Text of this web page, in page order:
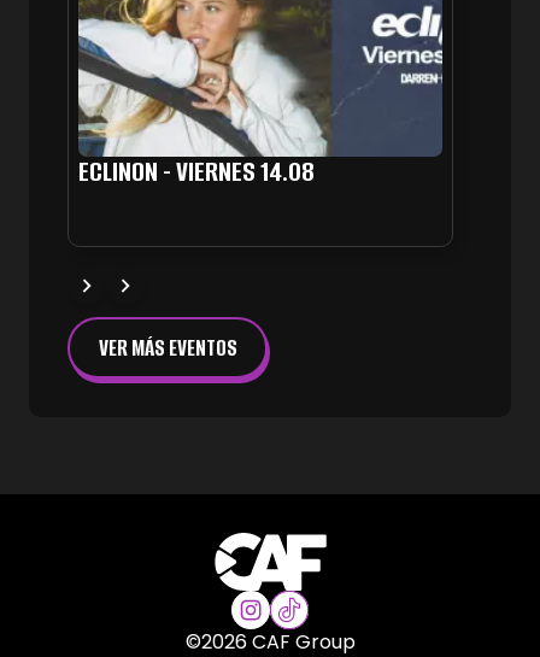
ECLINON - VIERNES 14.08
VER MÁS EVENTOS
©2026CAF Group